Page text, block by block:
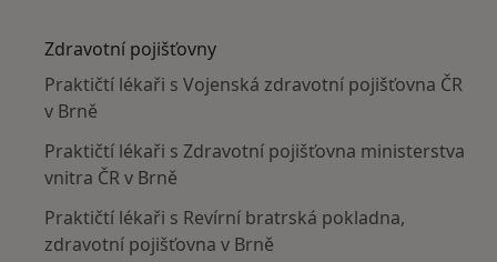
Zdravotní pojišťovny
Praktičtí lékaři s Vojenská zdravotní pojišťovna ČR
v Brně
Praktičtí lékaři s Zdravotní pojišťovna ministerstva
vnitra ČR v Brně
Praktičtí lékaři s Revírní bratrská pokladna,
zdravotní pojišťovna v Brně